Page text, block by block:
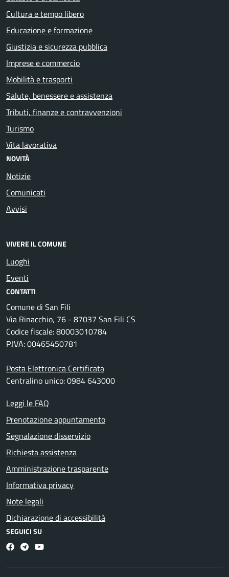
Cultura e tempo libero
Educazione e formazione
Giustizia e sicurezza pubblica
Imprese e commercio
Mobilità e trasporti
Salute, benessere e assistenza
Tributi, finanze e contravvenzioni
Turismo
Vita lavorativa
NOVITÀ
Notizie
Comunicati
Avvisi
VIVERE IL COMUNE
Luoghi
Eventi
CONTATTI
Comune di San Fili
Via Rinacchio, 76 - 87037 San Fili CS
Codice fiscale: 80003010784
P.IVA: 00465450781
Posta Elettronica Certificata
Centralino unico: 0984 643000
Leggi le FAQ
Prenotazione appuntamento
Segnalazione disservizio
Richiesta assistenza
Amministrazione trasparente
Informativa privacy
Note legali
Dichiarazione di accessibilità
SEGUICI SU
Facebook
TelegramYoutube